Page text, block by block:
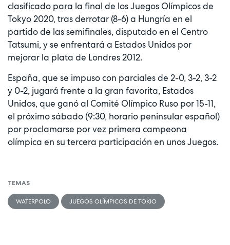
clasificado para la final de los Juegos Olímpicos de
Tokyo 2020, tras derrotar (8-6) a Hungría en el
partido de las semifinales, disputado en el Centro
Tatsumi, y se enfrentará a Estados Unidos por
mejorar la plata de Londres 2012.
España, que se impuso con parciales de 2-0, 3-2, 3-2
y 0-2, jugará frente a la gran favorita, Estados
Unidos, que ganó al Comité Olímpico Ruso por 15-11,
el próximo sábado (9:30, horario peninsular español)
por proclamarse por vez primera campeona
olímpica en su tercera participación en unos Juegos.
TEMAS
WATERPOLO JUEGOS OLÍMPICOS DE TOKIO